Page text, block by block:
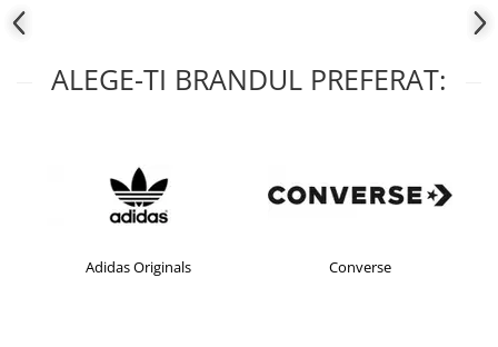
ALEGE-TI BRANDUL PREFERAT:
Adidas Originals Converse